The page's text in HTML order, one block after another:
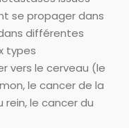
se propager dans
différentes
types
vers le cerveau (le
le cancer de la
le cancer du